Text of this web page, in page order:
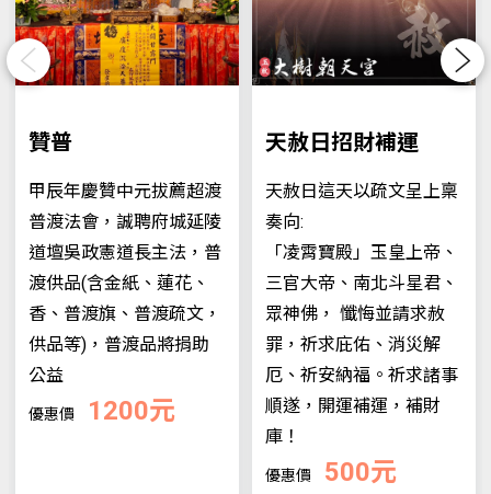
Previous
贊普
甲辰年慶贊中元拔薦超渡
普渡法會，誠聘府城延陵
道壇吳政憲道長主法，普
渡供品(含金紙、蓮花、
香、普渡旗、普渡疏文，
供品等)，普渡品將捐助
公益
優惠價 1200元
天赦日招財補運
天赦日這天以疏文呈上稟
奏向:
「凌霄寶殿」玉皇上帝、
三官大帝、南北斗星君、
眾神佛， 懺悔並請求赦
罪，祈求庇佑、消災解
厄、祈安納福。祈求諸事
順遂，開運補運，補財
庫！
優惠價 500元
Next